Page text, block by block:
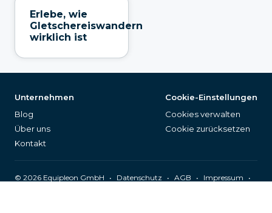
Erlebe, wie
Gletschereiswandern
wirklich ist
Unternehmen
Blog
Über uns
Kontakt
Cookie-Einstellungen
Cookies verwalten
Cookie zurücksetzen
© 2026 Equipleon GmbH • Datenschutz • AGB • Impressum
•